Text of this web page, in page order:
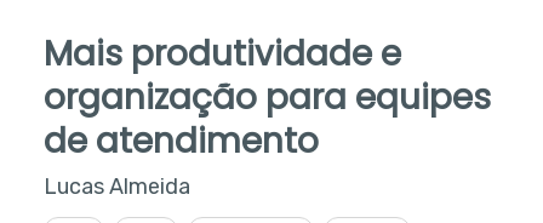
Mais produtividade e
organização para equipes
de atendimento
Lucas Almeida